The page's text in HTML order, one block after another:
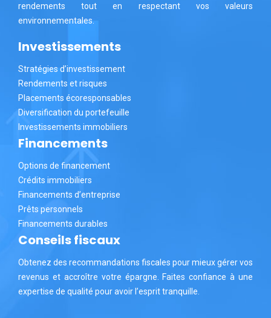
rendements tout en respectant vos valeurs
environnementales.
Investissements
Stratégies d’investissement
Rendements et risques
Placements écoresponsables
Diversification du portefeuille
Investissements immobiliers
Financements
Options de financement
Crédits immobiliers
Financements d’entreprise
Prêts personnels
Financements durables
Conseils fiscaux
Obtenez des recommandations fiscales pour mieux gérer vos
revenus et accroître votre épargne. Faites confiance à une
expertise de qualité pour avoir l’esprit tranquille.